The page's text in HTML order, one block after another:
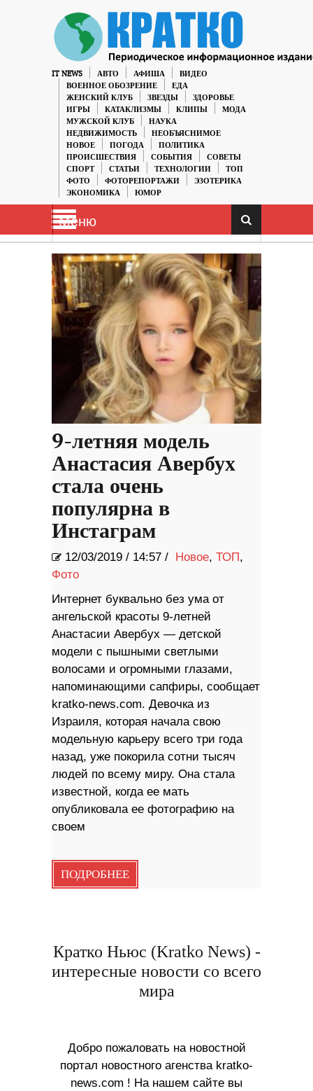
IT NEWS АВТО АФИША
ВИДЕО
ВОЕННОЕ ОБОЗРЕНИЕ
ЕДА
ЖЕНСКИЙ КЛУБ
ЗВЕЗДЫ
ЗДОРОВЬЕ
ИГРЫ
КАТАКЛИЗМЫ КЛИПЫ
МОДА
МУЖСКОЙ КЛУБ
НАУКА
НЕДВИЖИМОСТЬ
НЕОБЪЯСНИМОЕ
НОВОЕ
ПОГОДА
ПОЛИТИКА
ПРОИСШЕСТВИЯ
СОБЫТИЯ
СОВЕТЫ
СПОРТ
СТАТЬИ ТЕХНОЛОГИИ
ТОП
ФОТО
ФОТОРЕПОРТАЖИ
ЭЗОТЕРИКА
ЭКОНОМИКА
ЮМОР
Меню
9-летняя модель
Анастасия Авербух
стала очень
популярна в
Инстаграм
12/03/2019 / 14:57 / Новое, ТОП,
Фото
Интернет буквально без ума от
ангельской красоты 9-летней
Анастасии Авербух — детской
модели с пышными светлыми
волосами и огромными глазами,
напоминающими сапфиры, сообщает
kratko-news.com. Девочка из
Израиля, которая начала свою
модельную карьеру всего три года
назад, уже покорила сотни тысяч
людей по всему миру. Она стала
известной, когда ее мать
опубликовала ее фотографию на
своем
ПОДРОБНЕЕ
Кратко Ньюс (Kratko News) -
интересные новости со всего
мира
Добро пожаловать на новостной
портал новостного агенства kratko-
news.com ! На нашем сайте вы